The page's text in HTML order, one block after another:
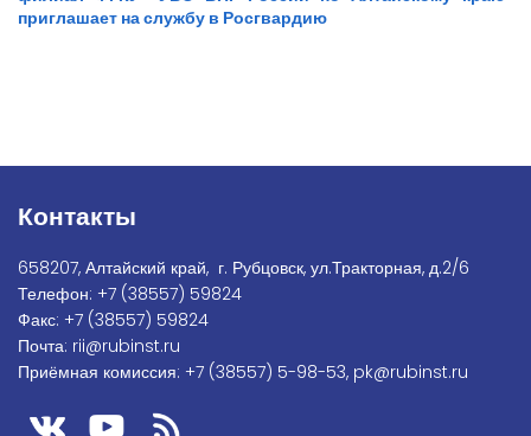
приглашает на службу в Росгвардию
Контакты
658207, Алтайский край, г. Рубцовск, ул.Тракторная, д.2/6
Телефон: +7 (38557) 59824
Факс: +7 (38557) 59824
Почта: rii@rubinst.ru
Приёмная комиссия: +7 (38557) 5-98-53, pk@rubinst.ru